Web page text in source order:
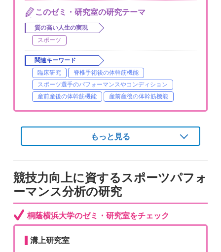
このゼミ・研究室の研究テーマ
質の高い人生の実現
スポーツ
関連キーワード
臨床研究
脊椎手術後の体幹筋機能
スポーツ選手のパフォーマンスやコンディション
産前産後の体幹筋機能
産前産後の体幹筋機能
もっと見る
競技力向上に資するスポーツパフォ
ーマンス分析の研究
桐蔭横浜大学のゼミ・研究室をチェック
溝上研究室